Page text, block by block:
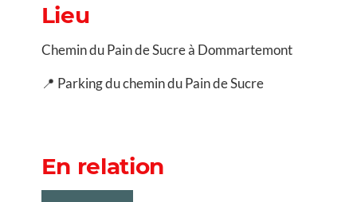
Lieu
Chemin du Pain de Sucre à Dommartemont
📍 Parking du chemin du Pain de Sucre
En relation